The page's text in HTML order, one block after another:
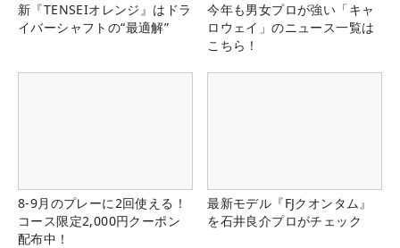
新『TENSEIオレンジ』はドラ
イバーシャフトの“最適解”
今年も男女プロが強い「キャ
ロウェイ」のニュース一覧は
こちら！
8-9月のプレーに2回使える！
コース限定2,000円クーポン
配布中！
最新モデル『FJクオンタム』
を石井良介プロがチェック